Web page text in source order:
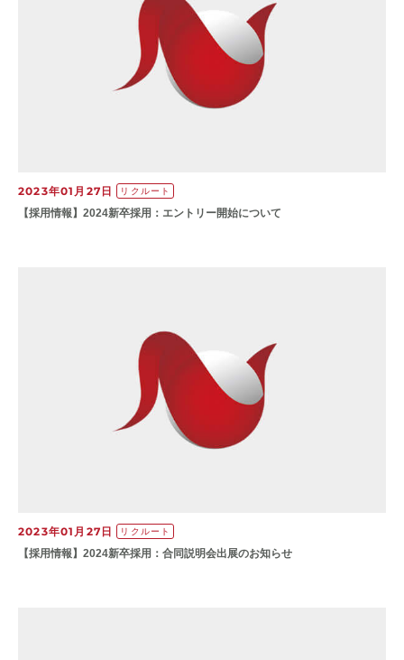
2023年01月27日 リクルート
【​採用情報】20​24新卒採用：エントリー開始について
2023年01月27日 リクルート
【​採用情報】20​24新卒採用：合同説明会出展のお知らせ